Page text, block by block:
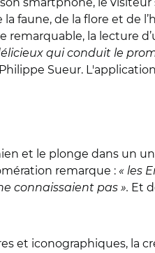
faune, de la flore et de
remarquable, la lecture
qui conduit le
Sueur.
et le plonge dans un
remarque : « les
connaissaient pas ». Et
et iconographiques, la